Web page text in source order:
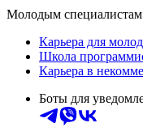
Молодым специалистам
Карьера для
Школа
Карьера в
Боты для